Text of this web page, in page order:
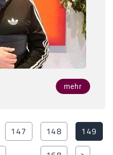
mehr
147 148
149